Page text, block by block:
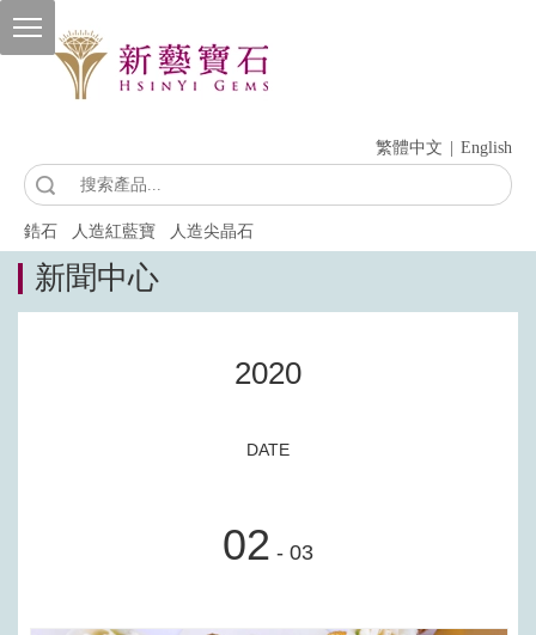
繁體中文 English
鋯石 人造紅藍寶 人造尖晶石
新聞中心
2020
DATE
02 - 03